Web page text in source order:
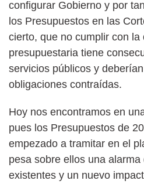
configurar Gobierno y por
los Presupuestos en las
cierto, que no cumplir con la
presupuestaria tiene
servicios públicos y
obligaciones contraídas.
Hoy nos encontramos en
pues los Presupuestos de
empezado a tramitar en el
pesa sobre ellos una
existentes y un nuevo